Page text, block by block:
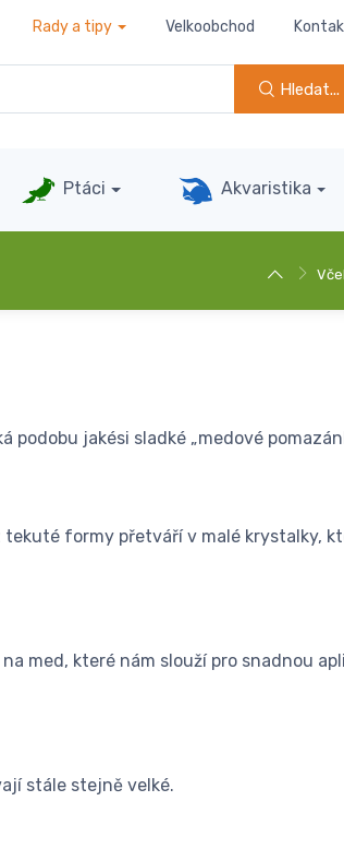
Rady a tipy Velkoobchod
Hledat...
Ptáci Akvaristika
jakési sladké „medové
formy přetváří v malé krystalky,
med, které nám slouží pro snadnou
stále stejně velké.